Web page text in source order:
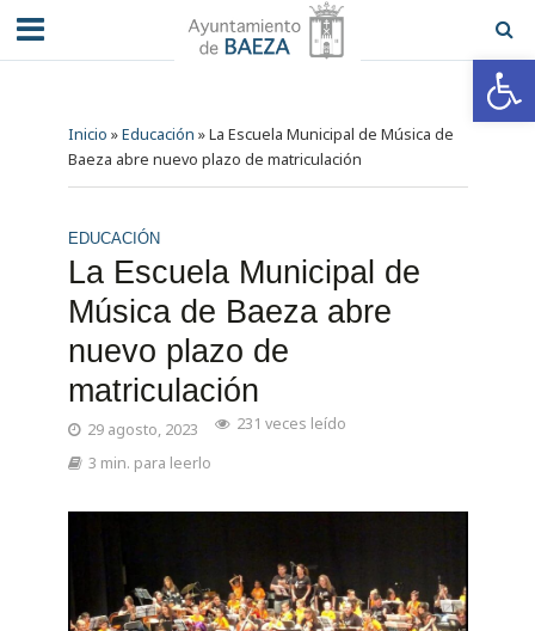
Inicio »Educación »La Escuela Municipal de Música de
Baeza abre nuevo plazo de matriculación
EDUCACIÓN
La Escuela Municipal de
Música de Baeza abre
nuevo plazo de
matriculación
29 agosto, 2023
231 veces leído
3 min. para leerlo
Abrir barra de herramientas